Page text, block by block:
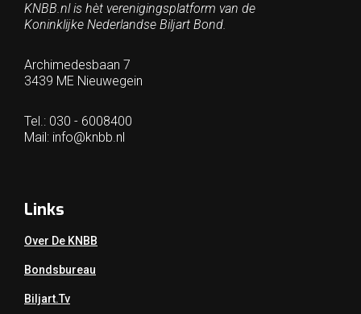
KNBB.nl is hèt verenigingsplatform van de
Koninklijke Nederlandse Biljart Bond.
Archimedesbaan 7
3439 ME Nieuwegein
Tel.: 030 - 6008400
Mail: info@knbb.nl
Links
Over De KNBB
Bondsbureau
Biljart.tv